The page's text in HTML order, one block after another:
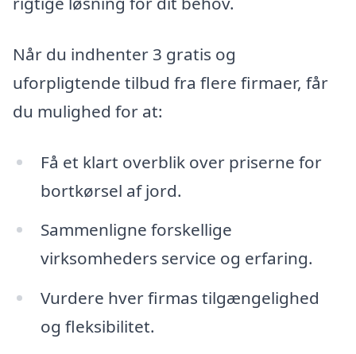
Når du indhenter 3 gratis og
uforpligtende tilbud fra flere firmaer, får
du mulighed for at:
Få et klart overblik over priserne for
bortkørsel af jord.
Sammenligne forskellige
virksomheders service og erfaring.
Vurdere hver firmas tilgængelighed
og fleksibilitet.